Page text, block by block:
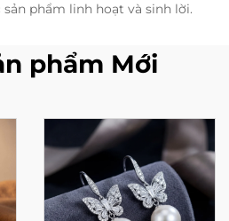
phẩm linh hoạt và sinh lời.
phẩm Mới